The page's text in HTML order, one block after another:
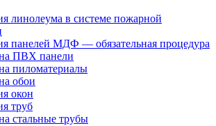
линолеума в системе пожарной
панелей МДФ — обязательная процедура
ПВХ панели
пиломатериалы
обои
окон
труб
стальные трубы